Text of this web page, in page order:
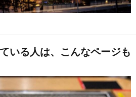
いる人は、こんなページも